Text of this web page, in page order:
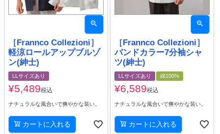
［Frannco Collezioni］
軽涼ロールアップブルゾ
ン(紳士)
LLサイズあり
¥5,489税込
ナチュラルな風合いで爽やかな装い。
カートに入れる
［Frannco Collezioni］
バンドカラー7分袖シャ
ツ(紳士)
LLサイズあり 綿100%
¥6,589税込
ナチュラルな風合いで爽やかな装い。
カートに入れる